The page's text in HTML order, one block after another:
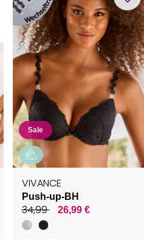
Sale
VIVANCE
Push-up-BH
34,99 26,99 €